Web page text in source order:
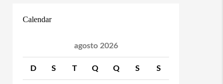
Calendar
agosto 2026
D S T Q Q S S